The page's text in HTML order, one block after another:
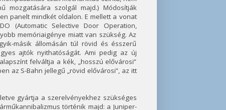
mozgatására szolgál majd.) Módosítják
panelt mindkét oldalon. E mellett a vonat
(Automatic Selective Door Operation,
memóriaigénye miatt van szükség. Az
másik állomásán túl rövid és ésszerű
ajtók nyithatóságát. Ami pedig az új
felváltja a kék, „hosszú elővárosi”
az S-Bahn jellegű „rövid elővárosi”, az itt
gyártja a szerelvényekhez szükséges
történik majd: a Juniper-